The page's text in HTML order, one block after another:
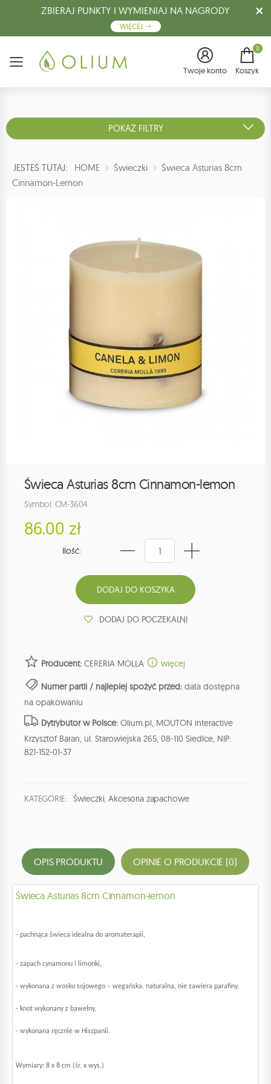
ZBIERAJ PUNKTY I WYMIENIAJ NA NAGRODY
WIĘCEJ
Menu Twoje konto
0
Koszyk
POKAŻ FILTRY
JESTEŚ TUTAJ: HOME Świeczki
Świeca Asturias 8cm
Cinnamon-Lemon
Świeca Asturias 8cm Cinnamon-lemon
Symbol: CM-3604
86.00 zł
Ilość:
DODAJ DO POCZEKALNI
Producent: CERERIA MOLLA więcej
Numer partii / najlepiej spożyć przed: data dostępna
na opakowaniu
Dytrybutor w Polsce: Olium.pl, MOUTON interactive
Krzysztof Baran, ul. Starowiejska 265, 08-110 Siedlce, NIP:
821-152-01-37
KATEGORIE: Świeczki,Akcesoria zapachowe
OPIS PRODUKTU OPINIE O PRODUKCIE (0)
Świeca Asturias 8cm Cinnamon-lemon
- pachnąca świeca idealna do aromaterapii,
- zapach cynamonu i limonki,
- wykonana z wosku sojowego – wegańska, naturalna, nie zawiera parafiny,
- knot wykonany z bawełny,
- wykonana ręcznie w Hiszpanii.
Wymiary: 8 x 8 cm (śr. x wys.)